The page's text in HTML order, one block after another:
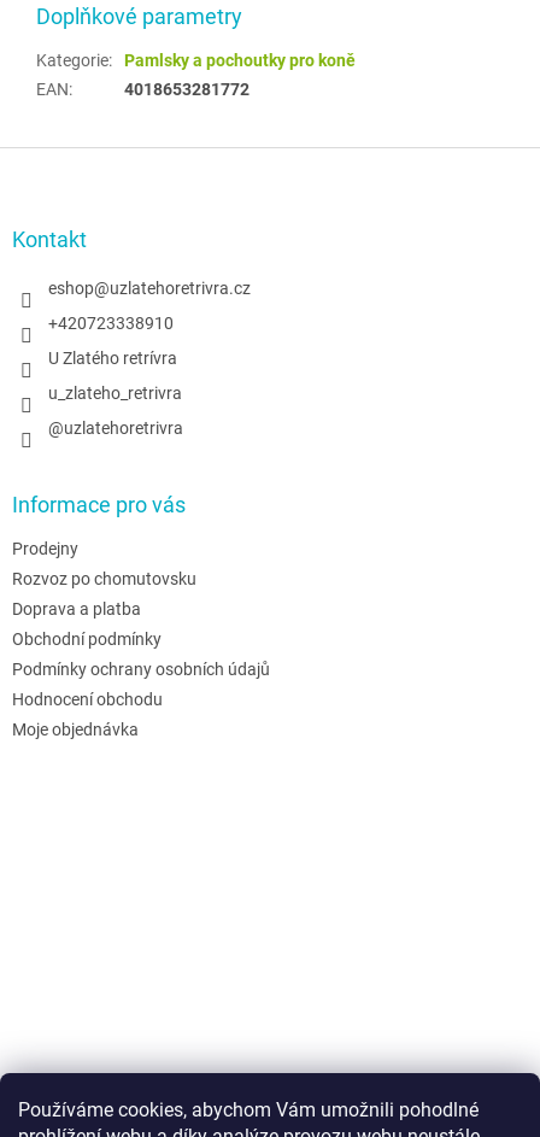
Používáme cookies, abychom Vám umožnili pohodlné
Doplňkové parametry
Kategorie:
Pamlsky a pochoutky pro koně
EAN: 4018653281772
Kontakt
eshop@uzlatehoretrivra.cz
+420723338910
U Zlatého retrívra
u_zlateho_retrivra
@uzlatehoretrivra
Informace pro vás
Prodejny
Rozvoz po chomutovsku
Doprava a platba
Obchodní podmínky
Podmínky ochrany osobních údajů
Hodnocení obchodu
Moje objednávka